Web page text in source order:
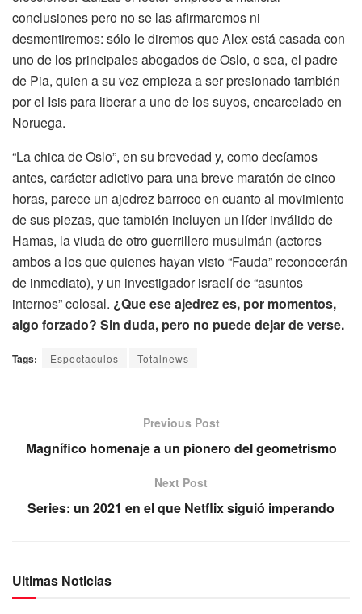
conclusiones pero no se las afirmaremos ni
desmentiremos: sólo le diremos que Alex está casada con
uno de los principales abogados de Oslo, o sea, el padre
de Pia, quien a su vez empieza a ser presionado también
por el Isis para liberar a uno de los suyos, encarcelado en
Noruega.
“La chica de Oslo”, en su brevedad y, como decíamos
antes, carácter adictivo para una breve maratón de cinco
horas, parece un ajedrez barroco en cuanto al movimiento
de sus piezas, que también incluyen un líder inválido de
Hamas, la viuda de otro guerrillero musulmán (actores
ambos a los que quienes hayan visto “Fauda” reconocerán
de inmediato), y un investigador israelí de “asuntos
internos” colosal. ¿Que ese ajedrez es, por momentos,
algo forzado? Sin duda, pero no puede dejar de verse.
Tags: Espectaculos Totalnews
Previous Post
Magnífico homenaje a un pionero del geometrismo
Next Post
Series: un 2021 en el que Netflix siguió imperando
Ultimas Noticias